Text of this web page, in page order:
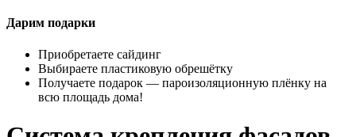
Дарим подарки
Приобретаете сайдинг
Выбираете пластиковую обрешётку
Получаете подарок — пароизоляционную плёнку на
всю площадь дома!